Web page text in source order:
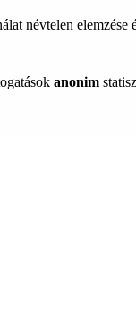
névtelen
anonim